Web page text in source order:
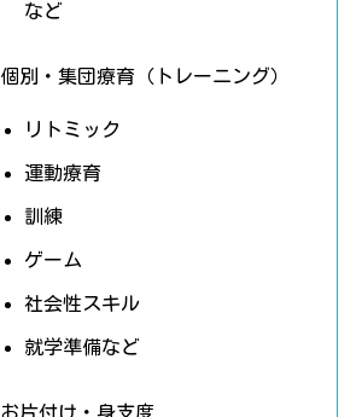
など
個別・集団療育（トレーニング）
リトミック
運動療育
訓練
ゲーム
社会性スキル
就学準備など
お片付け・身支度